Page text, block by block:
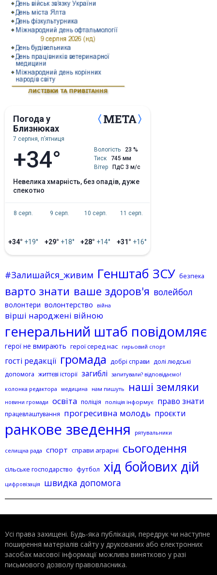
Погода у
Близнюках
7 серпня, пʼятниця
+34° Вологість
23 %
Тиск
745 мм
Вітер
ПдС 3 м/с
невелика хмарність, без опадів, дуже
спекотно
8 серп.
+34° +19°
9 серп.
+29° +18°
10 серп.
+28° +14°
11 серп.
+31° +16°
#Залишайся_живим Генштаб ЗСУ безпека
варто знати ваше здоров'я волейбол
волонтери волонтерство війна
вірші народжені війною
генеральний штаб повідомляє
герої не вмирають герої серед нас гирьовий спорт
гості редакції громада добрі справи долі людські
допомога життєві історії загиблі запитували? відповідаємо!
колонка редактора
медицина нам пишуть наші земляки
новини громади освіта поліція поліція інформує право знати
працевлаштування прогресивна молодь проєкти
ранкове зведення рятувальники
селищна рада спорт справи аграрні сьогодення
сільське господарство футбол хід бойових дій
цифровізація швидка допомога
Усі права захищені. Будь-яка публiкацiя, передрук чи наступне
поширення матеріалів сайту у друкованих або електронних
засобах масової інформації можлива винятково у разі
письмового дозволу правовласника.